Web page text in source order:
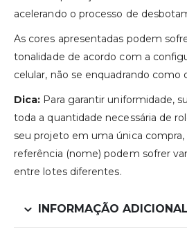
acelerando o processo de
As cores apresentadas podem
tonalidade de acordo com a
celular, não se enquadrando como
Dica: Para garantir uniformidade,
toda a quantidade necessária de
seu projeto em uma única
referência (nome) podem sofrer
entre lotes diferentes.
INFORMAÇÃO ADICIONAL